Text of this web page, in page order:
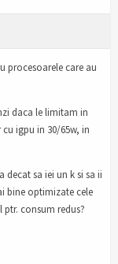
procesoarele care au
daca le limitam in
igpu in 30/65w, in
decat sa iei un k si sa ii
bine optimizate cele
consum redus?